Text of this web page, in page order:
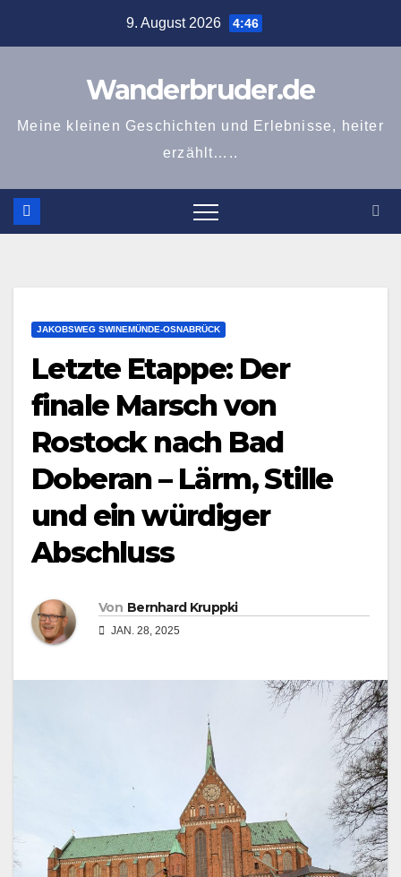
9. August 2026 4:46
Wanderbruder.de
Meine kleinen Geschichten und Erlebnisse, heiter
erzählt…..
JAKOBSWEG SWINEMÜNDE-OSNABRÜCK
Letzte Etappe: Der
finale Marsch von
Rostock nach Bad
Doberan – Lärm, Stille
und ein würdiger
Abschluss
Von Bernhard Kruppki
JAN. 28, 2025